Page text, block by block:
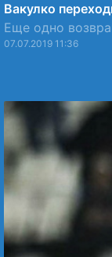
Вакулко
Еще одно
07.07.2019 11:36